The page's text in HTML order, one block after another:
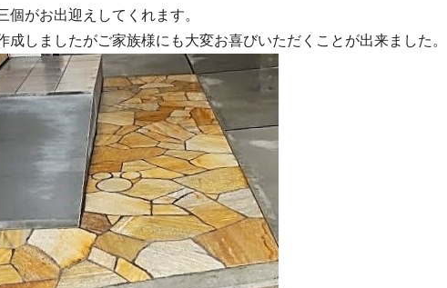
個がお出迎えしてくれます。
成しましたがご家族様にも大変お喜びいただくことが出来ました。